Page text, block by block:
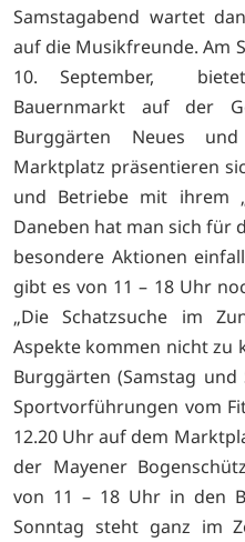
Samstagabend wartet
auf die Musikfreunde. Am
10. September,
Bauernmarkt auf der
Burggärten Neues
Marktplatz präsentieren
und Betriebe mit ihrem
Daneben hat man sich für
besondere Aktionen
gibt es von 11 – 18 Uhr
„Die Schatzsuche im
Aspekte kommen nicht zu
Burggärten (Samstag
Sportvorführungen vom
12.20 Uhr auf dem
der Mayener
von 11 – 18 Uhr in den
Sonntag steht ganz im